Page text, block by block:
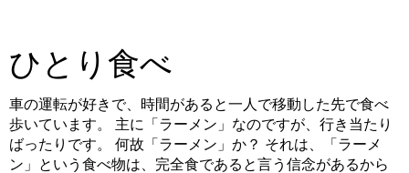
ひとり食べ
車の運転が好きで、時間があると一人で移動した先で食べ
歩いています。 主に「ラーメン」なのですが、行き当たり
ばったりです。 何故「ラーメン」か？ それは、「ラーメ
ン」という食べ物は、完全食であると言う信念があるから